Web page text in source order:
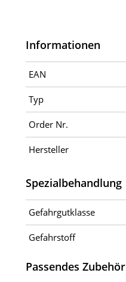
Informationen
EAN
Typ
Order Nr.
Hersteller
Spezialbehandlung
Gefahrgutklasse
Gefahrstoff
Passendes Zubehör